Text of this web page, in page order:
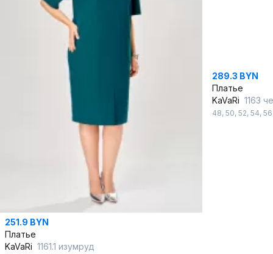
251.9 BYN
Платье
KaVaRi 1161.1 изумруд
289.3 BYN
Платье
KaVaRi 1163
48, 50, 52, 54, 56